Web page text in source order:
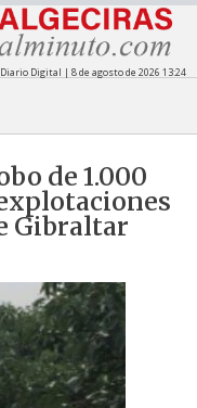
Diario Digital | 8 de agosto de 2026 13:24
de 1.000
Gibraltar